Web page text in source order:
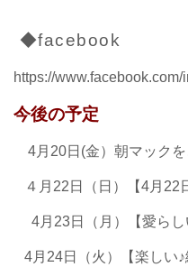
◆facebook
https://
今後の予定
4月20日(金）朝マック
４月22日（日）【4月
4月23日（月）【愛らし
4月24日（火）【楽しい♪